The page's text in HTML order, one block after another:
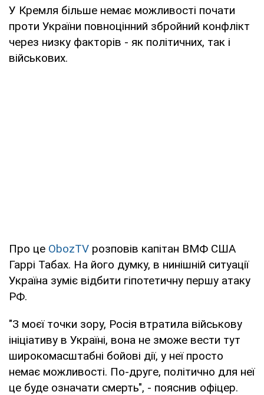
У Кремля більше немає можливості почати
проти України повноцінний збройний конфлікт
через низку факторів - як політичних, так і
військових.
Про це ObozTV розповів капітан ВМФ США
Гаррі Табах. На його думку, в нинішній ситуації
Україна зуміє відбити гіпотетичну першу атаку
РФ.
"З моєї точки зору, Росія втратила військову
ініціативу в Україні, вона не зможе вести тут
широкомасштабні бойові дії, у неї просто
немає можливості. По-друге, політично для неї
це буде означати смерть", - пояснив офіцер.